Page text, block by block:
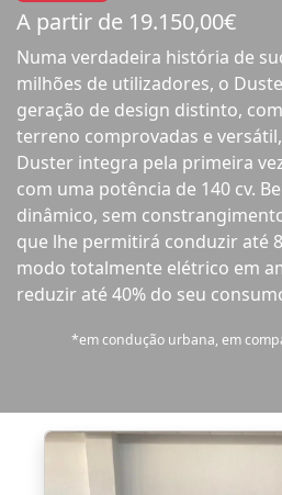
A partir de 19.150,00€
Numa verdadeira história de
milhões de utilizadores, o
geração de design distinto,
terreno comprovadas e
Duster integra pela primeira
com uma potência de 140 cv.
dinâmico, sem
que lhe permitirá conduzir até
modo totalmente elétrico em
reduzir até 40% do seu
*em condução urbana, em